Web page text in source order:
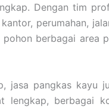
Dengan tim
perumahan,
berbagai area
jasa pangkas kayu
lengkap, berbagai